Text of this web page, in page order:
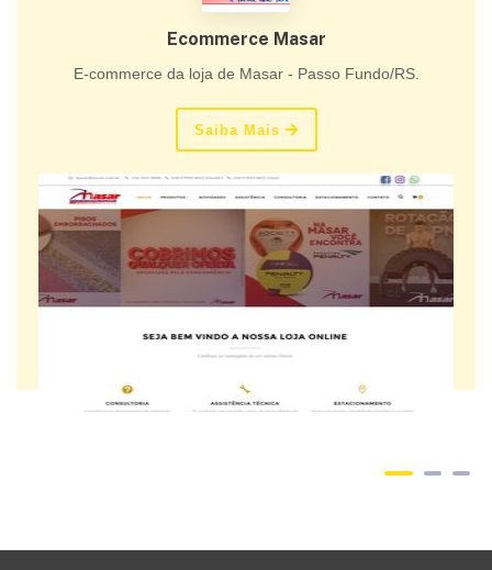
Ecommerce Masar
E-commerce da loja de Masar - Passo Fundo/RS.
Saiba Mais